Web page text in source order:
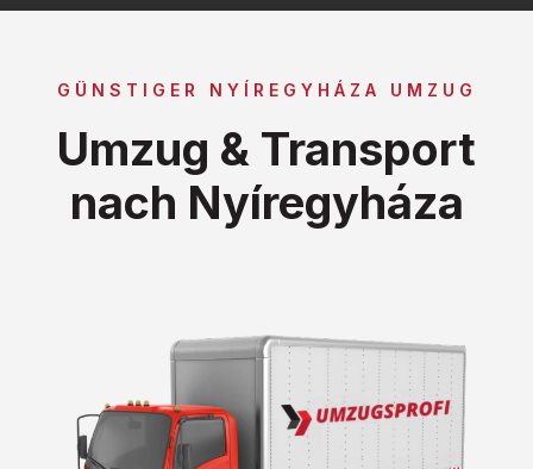
GÜNSTIGER NYÍREGYHÁZA UMZUG
Umzug & Transport
nach Nyíregyháza